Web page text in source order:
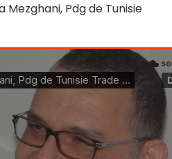
Mezghani, Pdg de Tunisie